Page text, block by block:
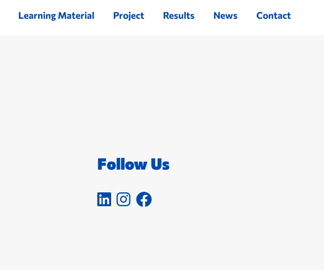
Learning Material Project Results News Contact
Follow Us